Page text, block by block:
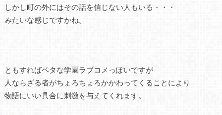
しかし町の外にはその話を信じない人もいる・・・
みたいな感じですかね。
ともすればベタな学園ラブコメっぽいですが
人ならざる者がちょろちょろかかわってくることにより
物語にいい具合に刺激を与えてくれます。